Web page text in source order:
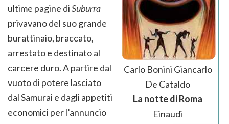
Carlo Bonini Giancarlo
De Cataldo
La notte di Roma
Einaudi
ultime pagine diSuburra
privavano del suo grande
burattinaio, braccato,
arrestato e destinato al
carcere duro. A partire dal
vuoto di potere lasciato
dal Samurai e dagli appetiti
economici per l’annuncio